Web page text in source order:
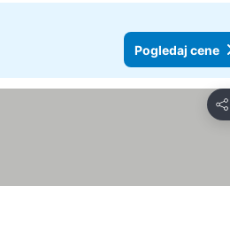
Pogledaj cene
Deli